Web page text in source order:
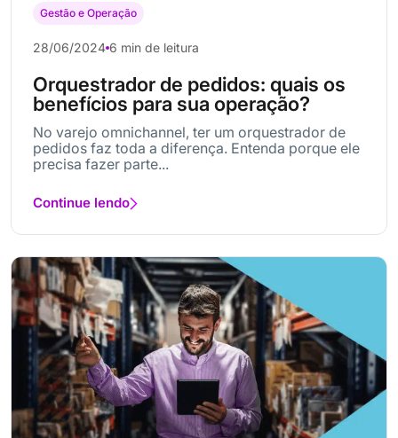
Gestão e Operação
28/06/2024 6 min de leitura
Orquestrador de pedidos: quais os
benefícios para sua operação?
No varejo omnichannel, ter um orquestrador de
pedidos faz toda a diferença. Entenda porque ele
precisa fazer parte...
Continue lendo